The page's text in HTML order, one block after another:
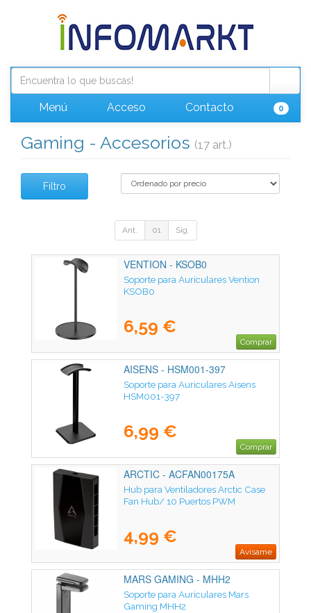
Menú Acceso Contacto 0
Gaming - Accesorios (17 art.)
Filtro
Ant. 01 Sig.
VENTION - KSOB0
Soporte para Auriculares Vention
KSOB0
6,59 €
Comprar
AISENS - HSM001-397
Soporte para Auriculares Aisens
HSM001-397
6,99 €
Comprar
ARCTIC - ACFAN00175A
Hub para Ventiladores Arctic Case
Fan Hub/ 10 Puertos PWM
4,99 €
Avísame
MARS GAMING - MHH2
Soporte para Auriculares Mars
Gaming MHH2